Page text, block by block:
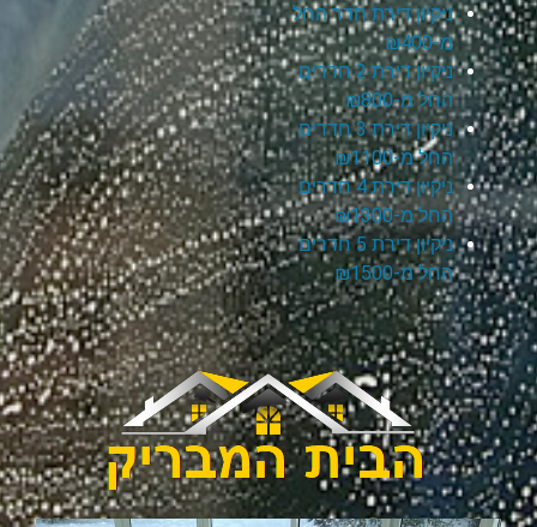
ניקיון דירת חדר החל
מ-₪400
ניקיון דירת 2 חדרים
החל מ-₪800
ניקיון דירת 3 חדרים
החל מ-₪1100
ניקיון דירת 4 חדרים
החל מ-₪1300
ניקיון דירת 5 חדרים
החל מ-₪1500